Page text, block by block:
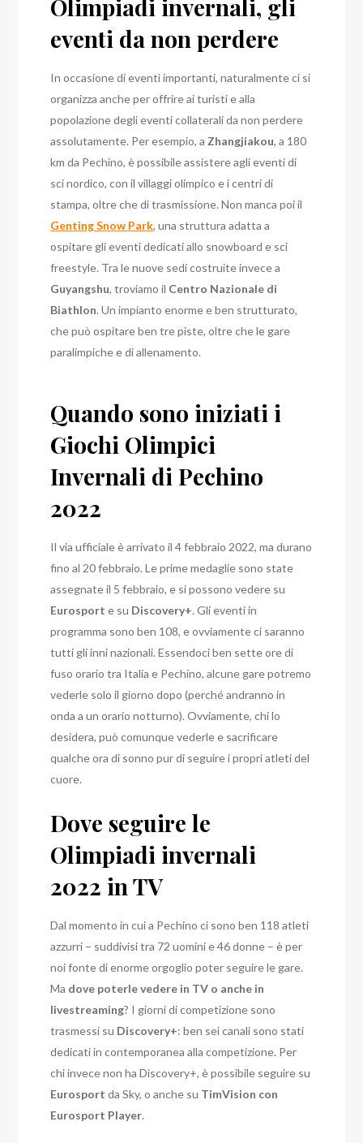
Olimpiadi invernali, gli
eventi da non perdere
In occasione di eventi importanti, naturalmente ci si
organizza anche per offrire ai turisti e alla
popolazione degli eventi collaterali da non perdere
assolutamente. Per esempio, a Zhangjiakou, a 180
km da Pechino, è possibile assistere agli eventi di
sci nordico, con il villaggi olimpico e i centri di
stampa, oltre che di trasmissione.Non manca poi il
Genting Snow Park, una struttura adatta a
ospitare gli eventi dedicati allo snowboard e sci
freestyle. Tra le nuove sedi costruite invece a
Guyangshu, troviamo il Centro Nazionale di
Biathlon. Un impianto enorme e ben strutturato,
che può ospitare ben tre piste, oltre che le gare
paralimpiche e di allenamento.
Quando sono iniziati i
Giochi Olimpici
Invernali di Pechino
2022
Il via ufficiale è arrivato il 4 febbraio 2022, ma durano
fino al 20 febbraio. Le prime medaglie sono state
assegnate il 5 febbraio, e si possono vedere su
Eurosport e su Discovery+. Gli eventi in
programma sono ben 108, e ovviamente ci saranno
tutti gli inni nazionali.Essendoci ben sette ore di
fuso orario tra Italia e Pechino, alcune gare potremo
vederle solo il giorno dopo (perché andranno in
onda a un orario notturno). Ovviamente, chi lo
desidera, può comunque vederle e sacrificare
qualche ora di sonno pur di seguire i propri atleti del
cuore.
Dove seguire le
Olimpiadi invernali
2022 in TV
Dal momento in cui a Pechino ci sono ben 118 atleti
azzurri – suddivisi tra 72 uomini e 46 donne – è per
noi fonte di enorme orgoglio poter seguire le gare.
Ma dove poterle vedere in TV o anche in
livestreaming? I giorni di competizione sono
trasmessi su Discovery+: ben sei canali sono stati
dedicati in contemporanea alla competizione. Per
chi invece non ha Discovery+, è possibile seguire su
Eurosport da Sky, o anche su TimVision con
Eurosport Player.